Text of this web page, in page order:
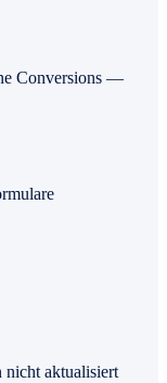
Conversions —
aktualisiert